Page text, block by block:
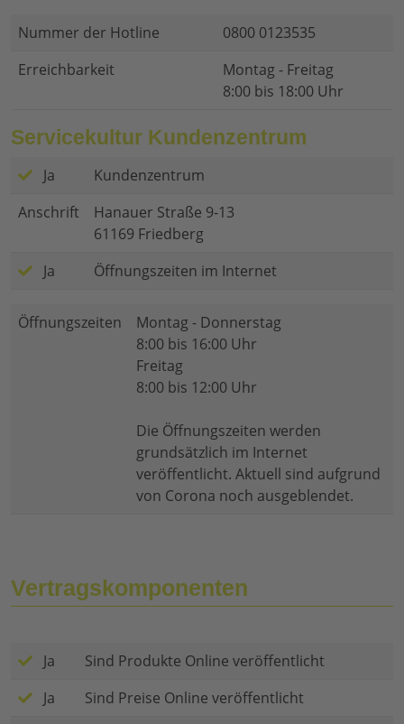
Nummer der Hotline
0800 0123535
Erreichbarkeit
Montag - Freitag
8:00 bis 18:00 Uhr
Servicekultur Kundenzentrum
Ja
Kundenzentrum
Anschrift
Hanauer Straße 9-13
61169 Friedberg
Ja
Öffnungszeiten im Internet
Öffnungszeiten
Montag - Donnerstag
8:00 bis 16:00 Uhr
Freitag
8:00 bis 12:00 Uhr
Die Öffnungszeiten werden
grundsätzlich im Internet
veröffentlicht. Aktuell sind aufgrund
von Corona noch ausgeblendet.
Vertragskomponenten
Ja
Sind Produkte Online veröffentlicht
Ja
Sind Preise Online veröffentlicht